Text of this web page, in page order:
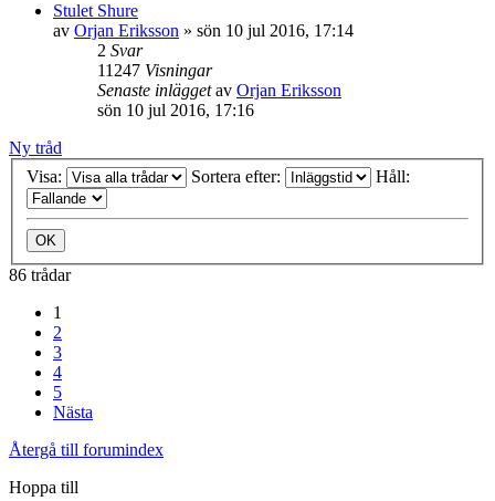
Stulet Shure
av Orjan Eriksson » sön 10 jul 2016, 17:14
2 Svar
11247 Visningar
Senaste inläggetav Orjan Eriksson
sön 10 jul 2016, 17:16
Ny tråd
Visa:
Sortera efter: Håll:
86 trådar
1
2
3
4
5
Nästa
Återgå till forumindex
Hoppa till